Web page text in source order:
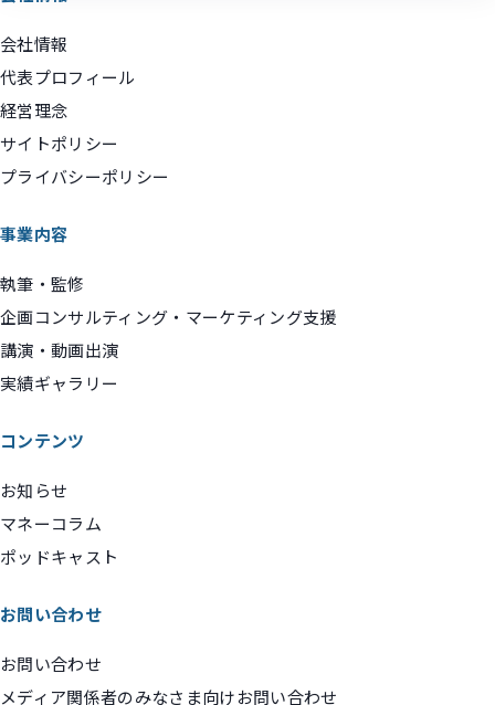
会社情報
代表プロフィール
経営理念
サイトポリシー
プライバシーポリシー
事業内容
執筆・監修
企画コンサルティング・マーケティング支援
講演・動画出演
実績ギャラリー
コンテンツ
お知らせ
マネーコラム
ポッドキャスト
お問い合わせ
お問い合わせ
メディア関係者のみなさま向けお問い合わせ